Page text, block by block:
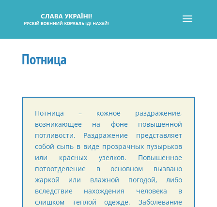
Потница
Потница – кожное раздражение,
возникающее на фоне повышенной
потливости. Раздражение представляет
собой сыпь в виде прозрачных пузырьков
или красных узелков. Повышенное
потоотделение в основном вызвано
жаркой или влажной погодой, либо
вследствие нахождения человека в
слишком теплой одежде. Заболевание